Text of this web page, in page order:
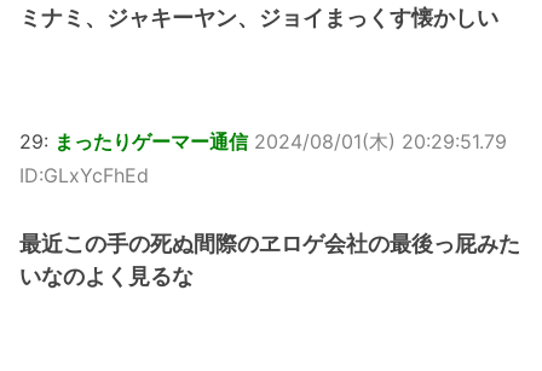
ミナミ、ジャキーヤン、ジョイまっくす懐かしい
29: まったりゲーマー通信 2024/08/01(木) 20:29:51.79
ID:GLxYcFhEd
最近この手の死ぬ間際のヱロゲ会社の最後っ屁みた
いなのよく見るな